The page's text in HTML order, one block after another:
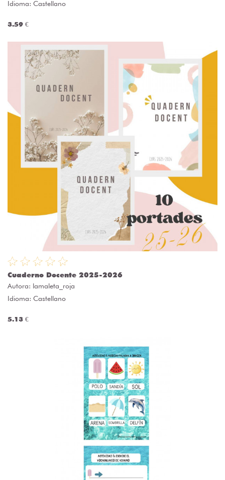
Idioma: Castellano
3.59 €
Cuaderno Docente 2025-2026
Autora: lamaleta_roja
Idioma: Castellano
5.13 €